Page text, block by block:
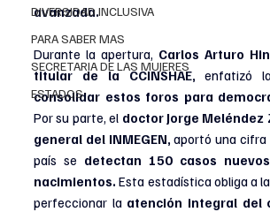
DIVERSIDAD INCLUSIVA
PARA SABER MAS
SECRETARIA DE LAS MUJERES
ESTADOS
avanzada.
Durante la apertura, Carlos Arturo
titular de la CCINSHAE, enfatizó
Por su parte, el doctor Jorge Meléndez
general del INMEGEN, aportó una cifra
país se detectan 150 casos
nacimientos. Esta estadística obliga a
perfeccionar la atención integral del